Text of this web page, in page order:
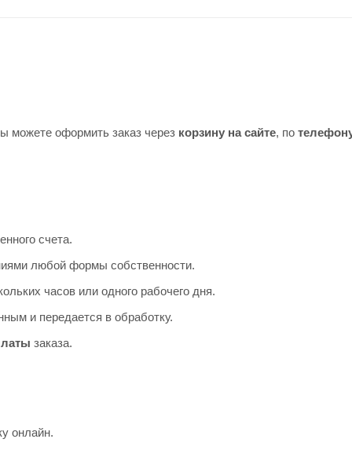
можете оформить заказ через корзину на сайте, по
счета.
любой формы собственности.
часов или одного рабочего дня.
и передается в обработку.
заказа.
онлайн.